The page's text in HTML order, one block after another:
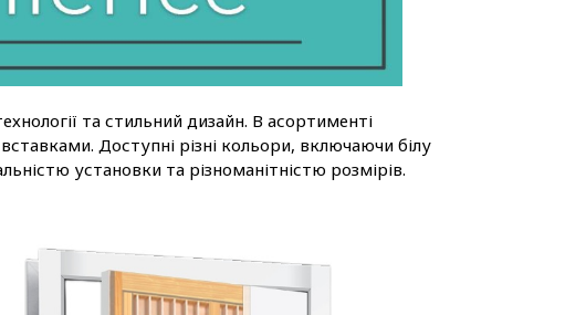
та стильний дизайн. В асортименті
Доступні різні кольори, включаючи білу
установки та різноманітністю розмірів.